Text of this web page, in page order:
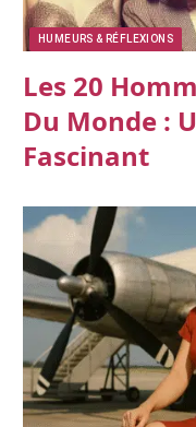
HUMEURS & RÉFLEXIONS
Les 20
Du Monde :
Fascinant